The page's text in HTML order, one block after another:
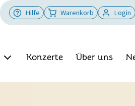
Hilfe Warenkorb Login
Konzerte Über uns